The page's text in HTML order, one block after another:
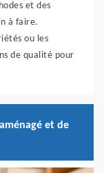
et des
à faire.
ou les
de qualité pour
et de